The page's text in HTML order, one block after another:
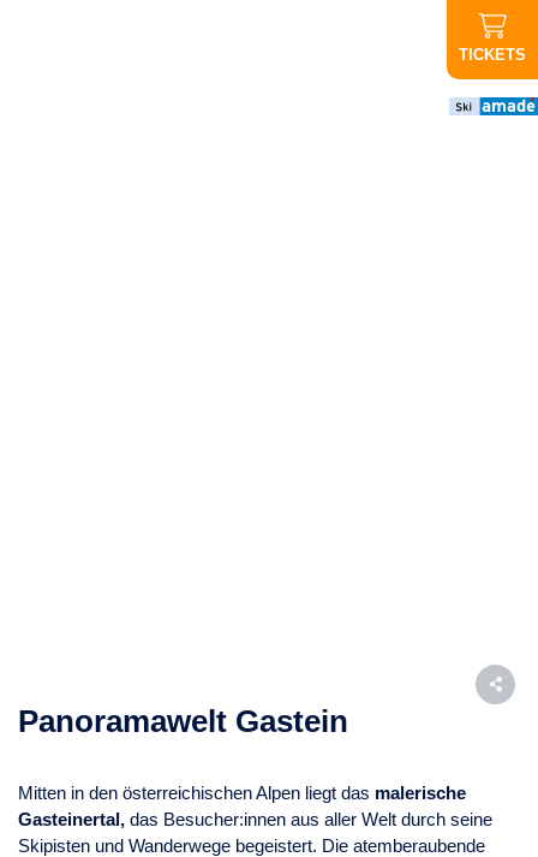
TICKETS
Panoramawelt Gastein
Mitten in den österreichischen Alpen liegt das malerische
Gasteinertal, das Besucher:innen aus aller Welt durch seine
Skipisten und Wanderwege begeistert. Die atemberaubende